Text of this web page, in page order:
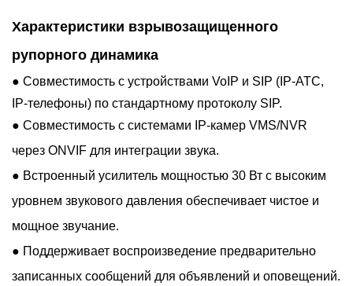
Характеристики взрывозащищенного
рупорного динамика
● Совместимость с устройствами VoIP и SIP (IP-АТС,
IP-телефоны) по стандартному протоколу SIP.
● Совместимость с системами IP-камер VMS/NVR
через ONVIF для интеграции звука.
● Встроенный усилитель мощностью 30 Вт с высоким
уровнем звукового давления обеспечивает чистое и
мощное звучание.
● Поддерживает воспроизведение предварительно
записанных сообщений для объявлений и оповещений.